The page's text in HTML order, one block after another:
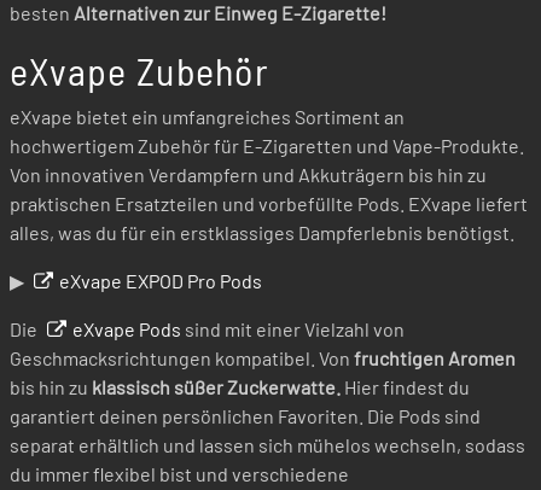
besten Alternativen zur Einweg E-Zigarette!
eXvape Zubehör
eXvape bietet ein umfangreiches Sortiment an
hochwertigem Zubehör für E-Zigaretten und Vape-Produkte.
Von innovativen Verdampfern und Akkuträgern bis hin zu
praktischen Ersatzteilen und vorbefüllte Pods. EXvape liefert
alles, was du für ein erstklassiges Dampferlebnis benötigst.
▶ eXvape EXPOD Pro Pods
Die eXvape Pods sind mit einer Vielzahl von
Geschmacksrichtungen kompatibel. Von fruchtigen Aromen
bis hin zu klassisch süßer Zuckerwatte. Hier findest du
garantiert deinen persönlichen Favoriten. Die Pods sind
separat erhältlich und lassen sich mühelos wechseln, sodass
du immer flexibel bist und verschiedene